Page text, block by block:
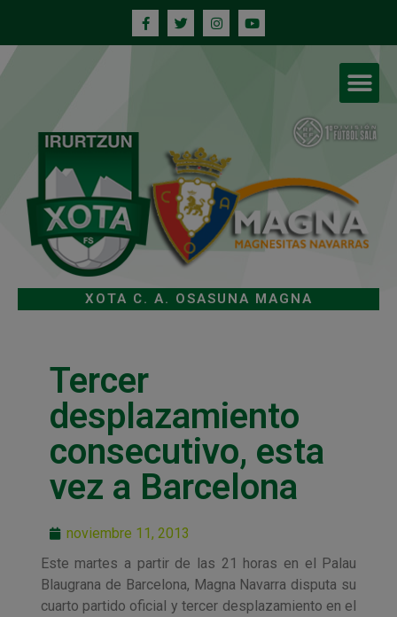
XOTA C. A. OSASUNA MAGNA
Tercer
desplazamiento
consecutivo, esta
vez a Barcelona
noviembre 11, 2013
Este martes a partir de las 21 horas en el Palau
Blaugrana de Barcelona, Magna Navarra disputa su
cuarto partido oficial y tercer desplazamiento en el